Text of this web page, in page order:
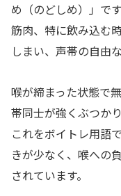
め（のどしめ）」で
筋肉、特に飲み込む
しまい、声帯の自由
喉が締まった状態で
帯同士が強くぶつか
これをボイトレ用語
きが少なく、喉への
されています。